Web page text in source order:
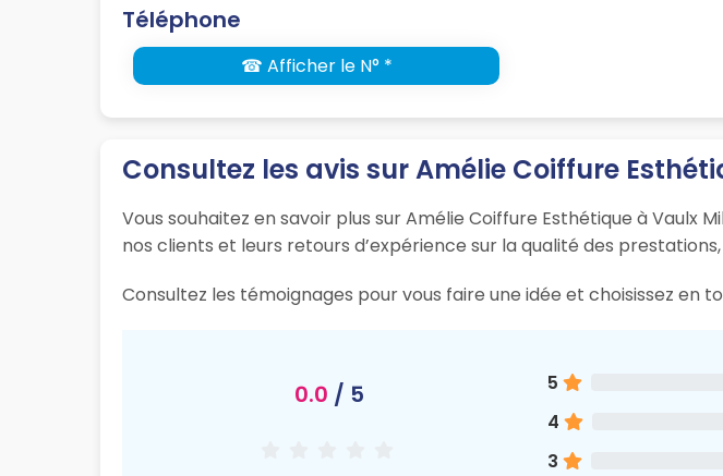
Téléphone
☎ Afficher le N° *
Consultez les avis sur Amélie Coiffure
Vous souhaitez en savoir plus sur Amélie Coiffure Esthétique à Vaulx
nos clients et leurs retours d’expérience sur la qualité des
Consultez les témoignages pour vous faire une idée et choisissez en
0.0 / 5 5
4
3